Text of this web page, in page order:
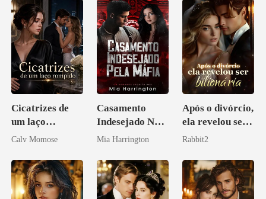
Cicatrizes de
um laço
rompido
Calv Momose
Casamento
Indesejado Na
Máfia
Mia Harrington
Após o divórcio,
ela revelou ser
bilionária
Rabbit2